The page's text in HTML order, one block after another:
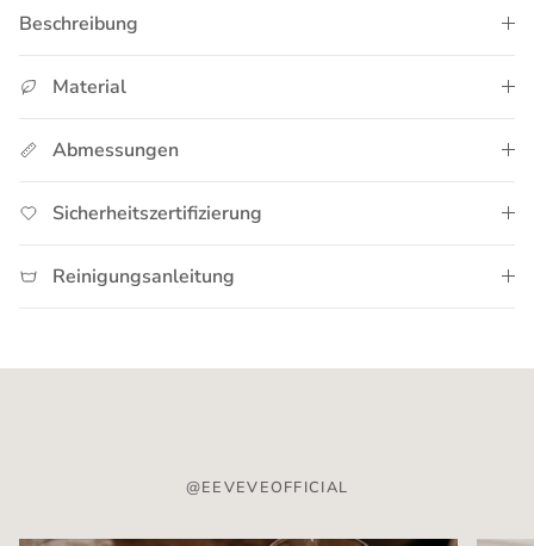
Beschreibung
Material
Abmessungen
Sicherheitszertifizierung
Reinigungsanleitung
@EEVEVEOFFICIAL